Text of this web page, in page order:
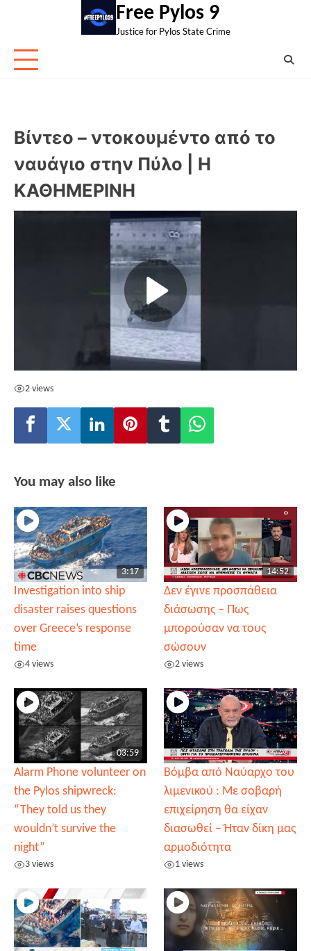
Free Pylos 9
Justice for Pylos State Crime
Βίντεο – ντοκουμέντο από το
ναυάγιο στην Πύλο | Η
ΚΑΘΗΜΕΡΙΝΗ
2 views
You may also like
3:17
Investigation into ship
disaster raises questions
over Greece’s response
time
4 views
14:52
Δεν έγινε προσπάθεια
διάσωσης – Πως
μπορούσαν να τους
σώσουν
2 views
03:59
Alarm Phone volunteer on
the Pylos shipwreck:
“They told us they
wouldn’t survive the
night”
3 views
Βόμβα από Ναύαρχο του
λιμενικού : Με σοβαρή
επιχείρηση θα είχαν
διασωθεί – Ήταν δίκη μας
αρμοδιότητα
1 views